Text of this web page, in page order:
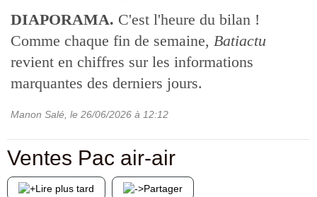
DIAPORAMA. C'est l'heure du bilan !
Comme chaque fin de semaine, Batiactu
revient en chiffres sur les informations
marquantes des derniers jours.
Manon Salé , le 26/06/2026 à 12:12
Ventes Pac air-air
Lire plus tard Partager